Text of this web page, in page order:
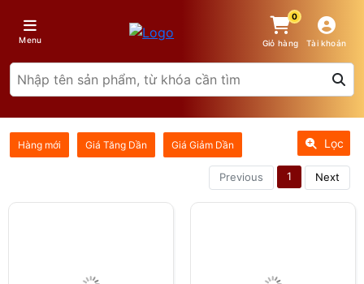
Menu
0
Giỏ hàng Tài khoản
Hàng mới Giá Tăng Dần Giá Giảm Dần Lọc
Previous 1 Next